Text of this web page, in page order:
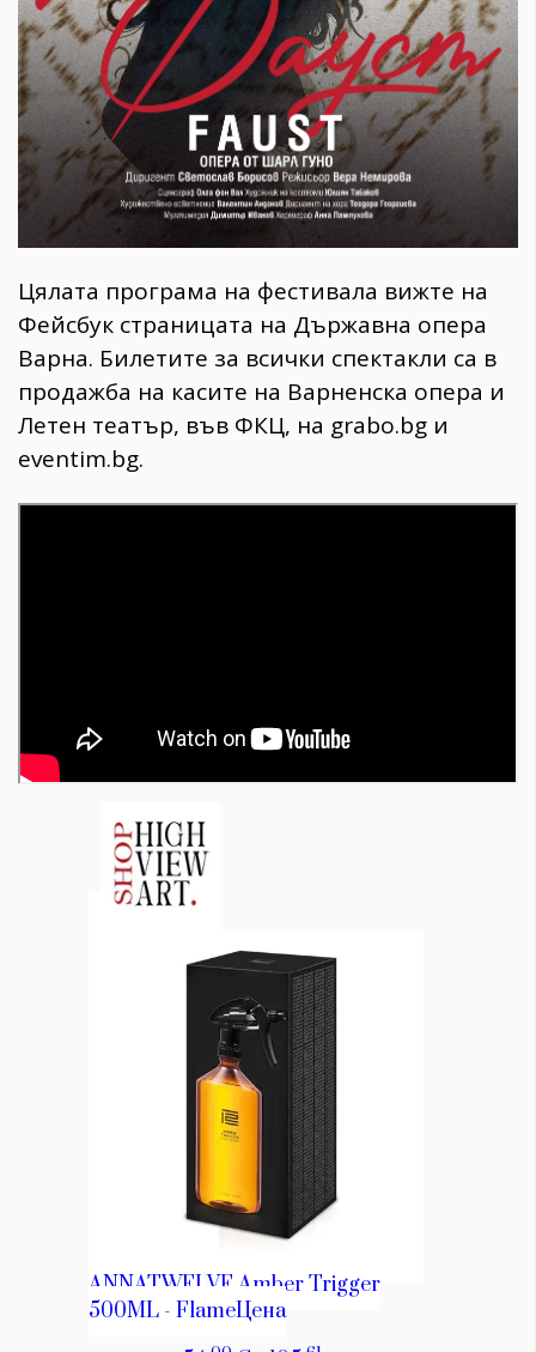
Цялата програма на фестивала вижте на
Фейсбук страницата на Държавна опера
Варна. Билетите за всички спектакли са в
продажба на касите на Варненска опера и
Летен театър, във ФКЦ, на grabo.bg и
eventim.bg.